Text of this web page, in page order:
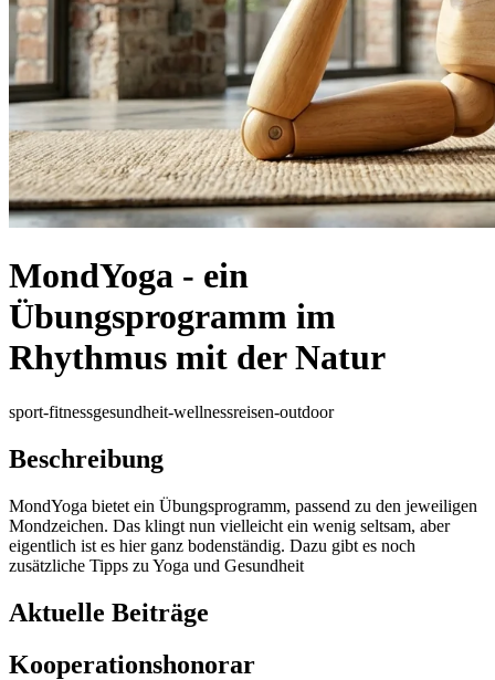
MondYoga - ein
Übungsprogramm im
Rhythmus mit der Natur
sport-fitnessgesundheit-wellnessreisen-outdoor
Beschreibung
MondYoga bietet ein Übungsprogramm, passend zu den jeweiligen
Mondzeichen. Das klingt nun vielleicht ein wenig seltsam, aber
eigentlich ist es hier ganz bodenständig. Dazu gibt es noch
zusätzliche Tipps zu Yoga und Gesundheit
Aktuelle Beiträge
Kooperationshonorar